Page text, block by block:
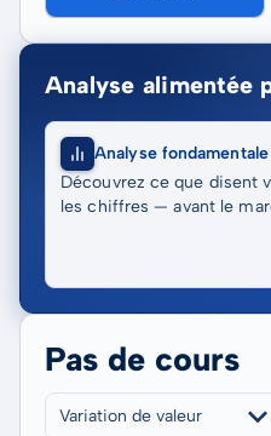
Analyse alimentée
Analyse fondamentale
Découvrez ce que disent
les chiffres — avant le
Pas de cours
Variation de valeur